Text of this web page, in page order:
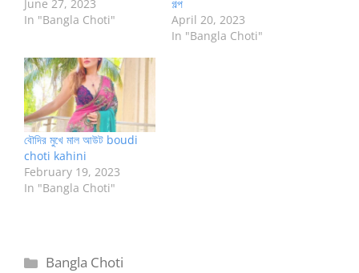
June 27, 2023
In "Bangla Choti"
গল্প
April 20, 2023
In "Bangla Choti"
বৌদির মুখে মাল আউট boudi
choti kahini
February 19, 2023
In "Bangla Choti"
Categories
Bangla Choti